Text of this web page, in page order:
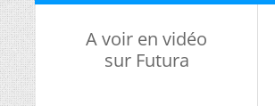
A voir en vidéo
sur Futura